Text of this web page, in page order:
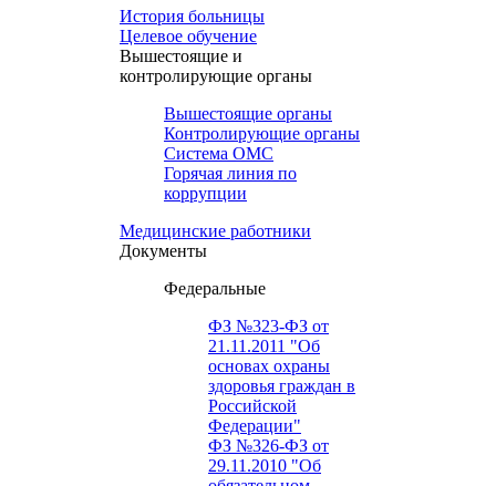
История больницы
Целевое обучение
Вышестоящие и
контролирующие органы
Вышестоящие органы
Контролирующие органы
Система ОМС
Горячая линия по
коррупции
Медицинские работники
Документы
Федеральные
ФЗ №323-ФЗ от
21.11.2011 "Об
основах охраны
здоровья граждан в
Российской
Федерации"
ФЗ №326-ФЗ от
29.11.2010 "Об